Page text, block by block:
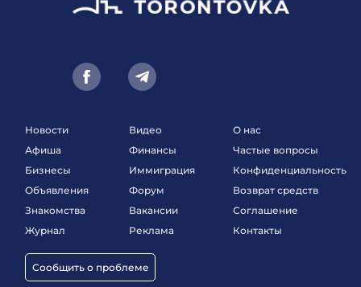
Новости
Афиша
Бизнесы
Объявления
Знакомства
Журнал
Сообщить о проблеме
Видео
Финансы
Иммиграция
Форум
Вакансии
Реклама
О нас
Частые вопросы
Конфиденциальность
Возврат средств
Соглашение
Контакты